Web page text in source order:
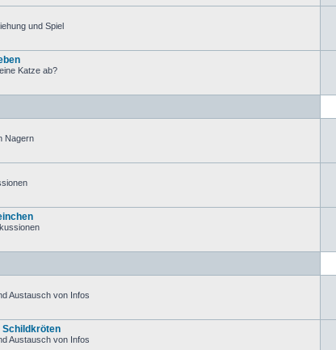
und Spiel
Katze ab?
Nagern
Austausch von Infos
Schildkröten
Austausch von Infos